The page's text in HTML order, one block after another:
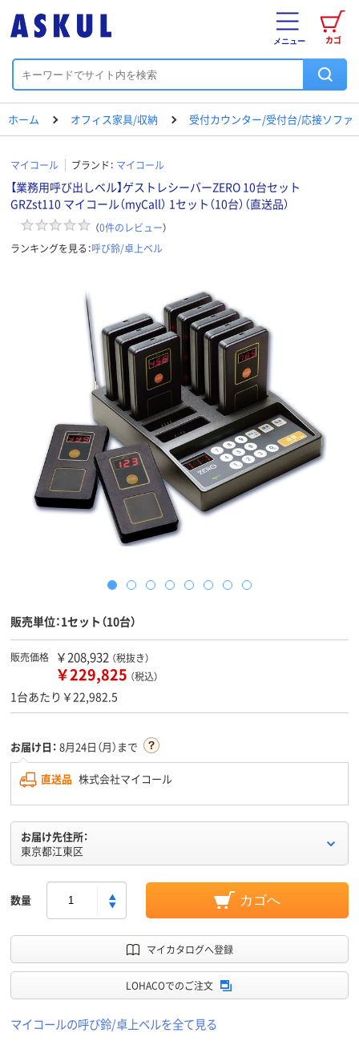
カゴ
メニュー
ホーム オフィス家具/収納 受付カウンター/受付台/応接ソファ
マイコール ブランド： マイコール
【業務用呼び出しベル】ゲストレシーバーZERO 10台セット
GRZst110 マイコール（myCall） 1セット（10台）（直送品）
（0件のレビュー）
ランキングを見る：呼び鈴/卓上ベル
販売単位：1セット（10台）
販売価格 ￥208,932 （税抜き）
￥229,825 （税込）
1台あたり￥22,982.5
お届け日： 8月24日（月）まで
直送品 株式会社マイコール
お届け先住所：
東京都江東区
数量 カゴへ
マイカタログへ登録
LOHACOでのご注文
マイコールの呼び鈴/卓上ベルを全て見る